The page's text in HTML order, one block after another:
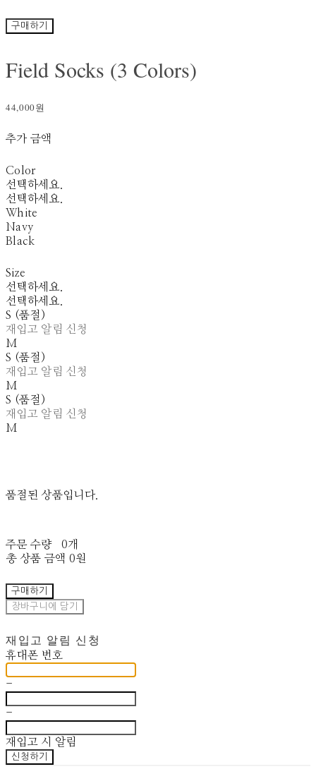
구매하기
Field Socks (3 Colors)
44,000원
추가 금액
Color
선택하세요.
선택하세요.
White
Navy
Black
Size
선택하세요.
선택하세요.
S (품절)
재입고 알림 신청
M
S (품절)
재입고 알림 신청
M
S (품절)
재입고 알림 신청
M
품절된 상품입니다.
주문 수량
0개
총 상품 금액 0원
구매하기
장바구니에 담기
재입고 알림 신청
휴대폰 번호
-
-
재입고 시 알림
신청하기